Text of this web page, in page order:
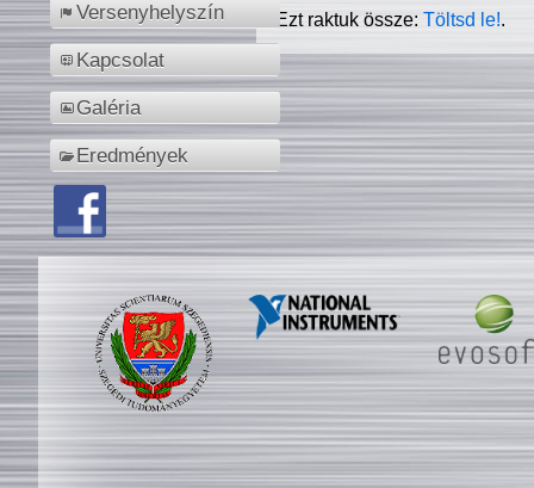
Versenyhelyszín
Kapcsolat
Galéria
Eredmények
Ezt raktuk össze:Töltsd le!.